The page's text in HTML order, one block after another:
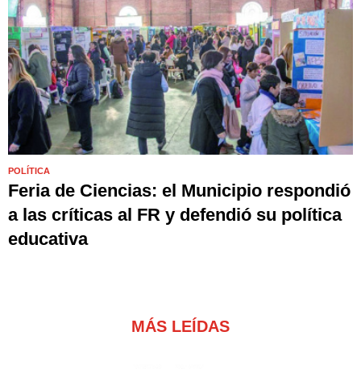
POLÍTICA
Feria de Ciencias: el Municipio respondió
a las críticas al FR y defendió su política
educativa
MÁS LEÍDAS